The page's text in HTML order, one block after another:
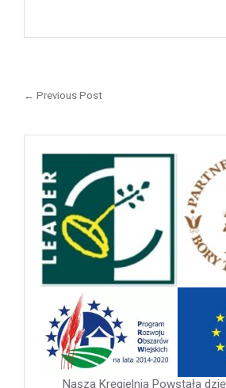
wpisu
← Previous Post
Nasza Kręgielnia Powstała